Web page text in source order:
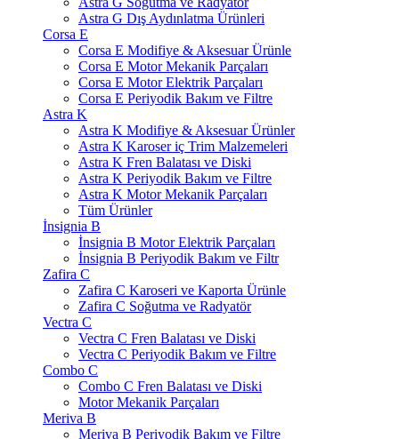
Astra G Dış Aydınlatma Ürünleri
Corsa E
Corsa E Modifiye & Aksesuar Ürünle
Corsa E Motor Mekanik Parçaları
Corsa E Motor Elektrik Parçaları
Corsa E Periyodik Bakım ve Filtre
Astra K
Astra K Modifiye & Aksesuar Ürünler
Astra K Karoser iç Trim Malzemeleri
Astra K Fren Balatası ve Diski
Astra K Periyodik Bakım ve Filtre
Astra K Motor Mekanik Parçaları
Tüm Ürünler
İnsignia B
İnsignia B Motor Elektrik Parçaları
İnsignia B Periyodik Bakım ve Filtr
Zafira C
Zafira C Karoseri ve Kaporta Ürünle
Zafira C Soğutma ve Radyatör
Vectra C
Vectra C Fren Balatası ve Diski
Vectra C Periyodik Bakım ve Filtre
Combo C
Combo C Fren Balatası ve Diski
Motor Mekanik Parçaları
Meriva B
Meriva B Periyodik Bakım ve Filtre